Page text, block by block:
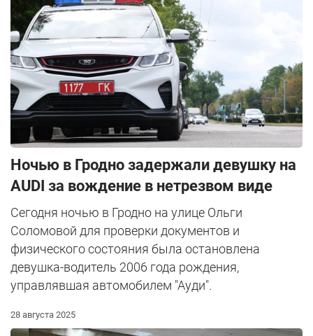
Ночью в Гродно задержали девушку на
AUDI за вождение в нетрезвом виде
Сегодня ночью в Гродно на улице Ольги
Соломовой для проверки документов и
физического состояния была остановлена
девушка-водитель 2006 года рождения,
управлявшая автомобилем "Ауди".
28 августа 2025